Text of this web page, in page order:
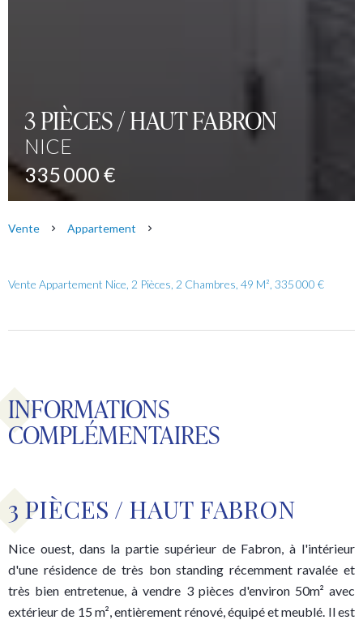
3 PIÈCES / HAUT FABRON
NICE
335 000 €
Vente Appartement
Vente Appartement Nice, 2 Pièces, 2 Chambres, 49 M², 335 000 €
INFORMATIONS
COMPLÉMENTAIRES
3 PIÈCES / HAUT FABRON
Nice ouest, dans la partie supérieur de Fabron, à l'intérieur
d'une résidence de très bon standing récemment ravalée et
très bien entretenue, à vendre 3 pièces d'environ 50m² avec
extérieur de 15 m², entièrement rénové, équipé et meublé. Il est